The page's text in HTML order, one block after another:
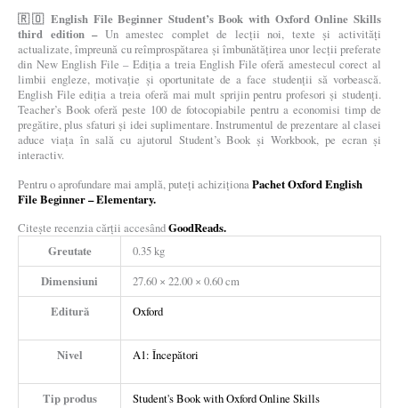
🇷🇴 English File Beginner Student’s Book with Oxford Online Skills
third edition – Un amestec complet de lecții noi, texte și activități
actualizate, împreună cu reîmprospătarea și îmbunătățirea unor lecții preferate
din New English File – Ediția a treia English File oferă amestecul corect al
limbii engleze, motivație și oportunitate de a face studenții să vorbească.
English File ediția a treia oferă mai mult sprijin pentru profesori și studenți.
Teacher’s Book oferă peste 100 de fotocopiabile pentru a economisi timp de
pregătire, plus sfaturi și idei suplimentare. Instrumentul de prezentare al clasei
aduce viața în sală cu ajutorul Student’s Book și Workbook, pe ecran și
interactiv.
Pentru o aprofundare mai amplă, puteți achiziționaPachet Oxford English
File Beginner – Elementary.
Citește recenzia cărții accesândGoodReads.
Greutate
0.35 kg
Dimensiuni 27.60 × 22.00 × 0.60 cm
Editură Oxford
Nivel A1: Începători
Tip produs Student's Book with Oxford Online Skills